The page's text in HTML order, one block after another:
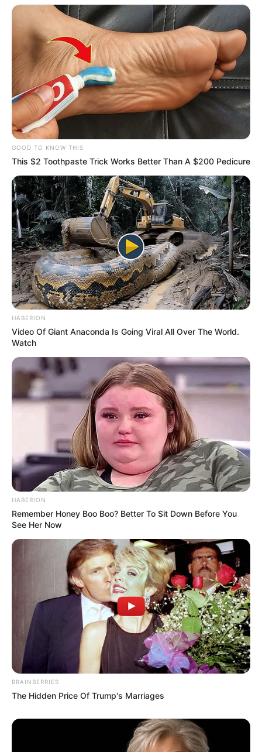
GOOD TO KNOW THIS
This $2 Toothpaste Trick Works Better Than A $200 Pedicure
HABERION
Video Of Giant Anaconda Is Going Viral All Over The World.
Watch
HABERION
Remember Honey Boo Boo? Better To Sit Down Before You
See Her Now
BRAINBERRIES
The Hidden Price Of Trump's Marriages